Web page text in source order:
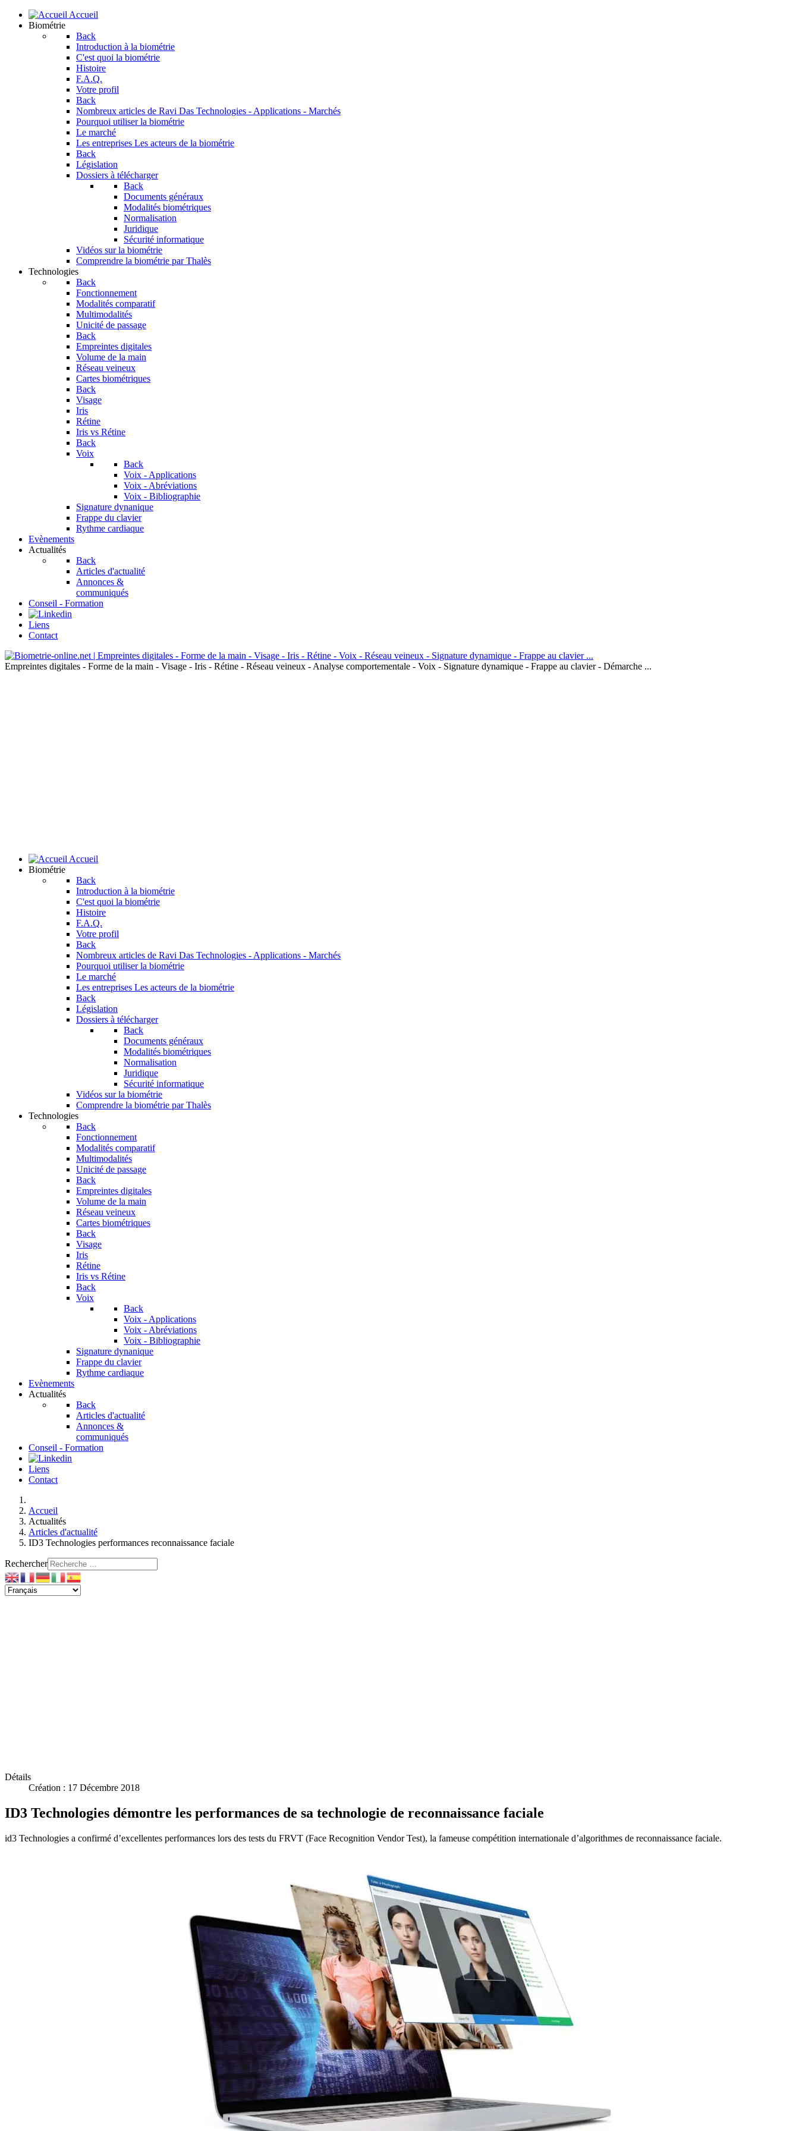
Accueil
Biométrie
Back
Introduction à la biométrie
C'est quoi la biométrie
Histoire
F.A.Q.
Votre profil
Back
Nombreux articles de Ravi Das Technologies - Applications - Marchés
Pourquoi utiliser la biométrie
Le marché
Les entreprises Les acteurs de la biométrie
Back
Législation
Dossiers à télécharger
Back
Documents généraux
Modalités biométriques
Normalisation
Juridique
Sécurité informatique
Vidéos sur la biométrie
Comprendre la biométrie par Thalès
Technologies
Back
Fonctionnement
Modalités comparatif
Multimodalités
Unicité de passage
Back
Empreintes digitales
Volume de la main
Réseau veineux
Cartes biométriques
Back
Visage
Iris
Rétine
Iris vs Rétine
Back
Voix
Back
Voix - Applications
Voix - Abréviations
Voix - Bibliographie
Signature dynanique
Frappe du clavier
Rythme cardiaque
Evènements
Actualités
Back
Articles d'actualité
Annonces &
communiqués
Conseil - Formation
Liens
Contact
Empreintes digitales - Forme de la main - Visage - Iris - Rétine - Réseau veineux - Analyse comportementale - Voix - Signature dynamique - Frappe au clavier - Démarche ...
Accueil
Biométrie
Back
Introduction à la biométrie
C'est quoi la biométrie
Histoire
F.A.Q.
Votre profil
Back
Nombreux articles de Ravi Das Technologies - Applications - Marchés
Pourquoi utiliser la biométrie
Le marché
Les entreprises Les acteurs de la biométrie
Back
Législation
Dossiers à télécharger
Back
Documents généraux
Modalités biométriques
Normalisation
Juridique
Sécurité informatique
Vidéos sur la biométrie
Comprendre la biométrie par Thalès
Technologies
Back
Fonctionnement
Modalités comparatif
Multimodalités
Unicité de passage
Back
Empreintes digitales
Volume de la main
Réseau veineux
Cartes biométriques
Back
Visage
Iris
Rétine
Iris vs Rétine
Back
Voix
Back
Voix - Applications
Voix - Abréviations
Voix - Bibliographie
Signature dynanique
Frappe du clavier
Rythme cardiaque
Evènements
Actualités
Back
Articles d'actualité
Annonces &
communiqués
Conseil - Formation
Liens
Contact
Accueil
Actualités
Articles d'actualité
ID3 Technologies performances reconnaissance faciale
Rechercher
Détails
Création : 17 Décembre 2018
ID3 Technologies démontre les performances de sa technologie de reconnaissance faciale
id3 Technologies a confirmé d’excellentes performances lors des tests du FRVT (Face Recognition Vendor Test), la fameuse compétition internationale d’algorithmes de reconnaissance faciale.